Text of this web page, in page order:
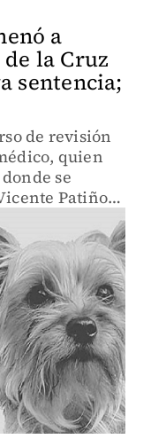
a
la Cruz
sentencia;
de revisión
quien
se
Patiño